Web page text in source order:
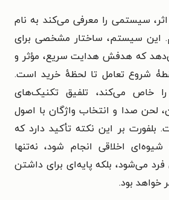
سیستمی را معرفی می‌کند به نام
سیستم، ساختار مشخصی برای
که هدفش هدایت سریع، مؤثر و
شروع تعامل تا لحظهٔ خرید است.
خاص می‌کند، تلفیق تکنیک‌های
لحن صدا و انتخاب واژگان با اصول
بلفورت بر این نکته تأکید دارد که
اخلاقی انجام شود، نه‌تنها
می‌شود، بلکه پایه‌ای برای داشتن
خواهد بود.